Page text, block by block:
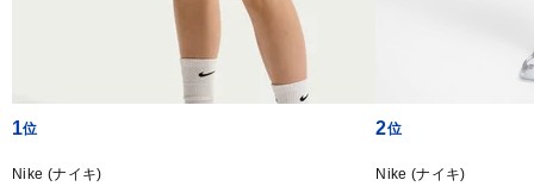
1
Nike (ナイキ)
2
Nike (ナイキ)